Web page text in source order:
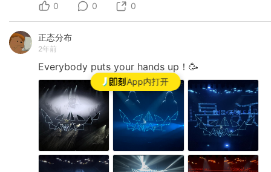
App内打开
0 0 0
正态分布
2年前
Everybody puts your hands up！🥳